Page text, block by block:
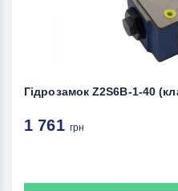
Гідрозамок Z2S6В-1-40
1 761 грн